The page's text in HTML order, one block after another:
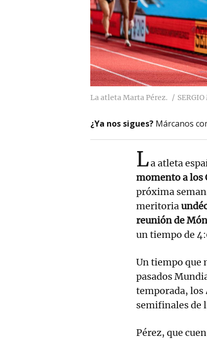
La atleta Marta Pérez.
¿Ya nos sigues? Márcanos
La atleta
momento a los
próxima
meritoria
reunión de
un tiempo de
Un tiempo que
pasados
temporada, los
semifinales de
Pérez, que